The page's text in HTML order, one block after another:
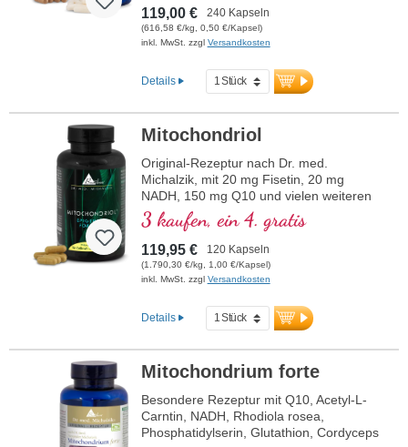
119,00 € 240 Kapseln
(616,58 €/kg, 0,50 €/Kapsel)
inkl. MwSt. zzgl Versandkosten
Details
Mitochondriol
Original-Rezeptur nach Dr. med.
Michalzik, mit 20 mg Fisetin, 20 mg
NADH, 150 mg Q10 und vielen weiteren
wichtigen Mitochondrien-Mitteln. Mit dem
Bioverfügbarkeitsverstärker D-Pinitol.
Kapselhüllen vegan und ohne PEG und
Carrageen und Aluminium freies Siegel,
Mitochondrialer PGC-1α-Aktivator, ohne
Vitalstoffexpertise und über 20-jährige
Produktionserfahrung.
3 kaufen, ein 4. gratis
119,95 € 120 Kapseln
(1.790,30 €/kg, 1,00 €/Kapsel)
inkl. MwSt. zzgl Versandkosten
Details
Mitochondrium forte
Besondere Rezeptur mit Q10, Acetyl-L-
Carntin, NADH, Rhodiola rosea,
Phosphatidylserin, Glutathion, Cordyceps